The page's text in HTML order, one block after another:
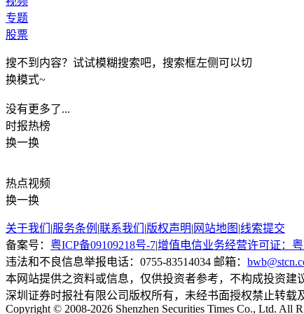
专题
股票
搜不到内容？试试模糊搜索吧，搜索框左侧可以切
换模式~
没有更多了...
时报热榜
换一换
热点视频
换一换
关于我们 |服务条例 |联系我们 |版权声明| 网站地图 |线索提交
备案号： 粤ICP备09109218号-7|增值电信业务经营许可证：粤
违法和不良信息举报电话：0755-83514034 邮箱：
本网站提供之资料或信息，仅供投资者参考，不构成投资建
深圳证券时报社有限公司版权所有，未经书面授权禁止转载
Copyright © 2008-2026 Shenzhen Securities Times Co., Ltd. All